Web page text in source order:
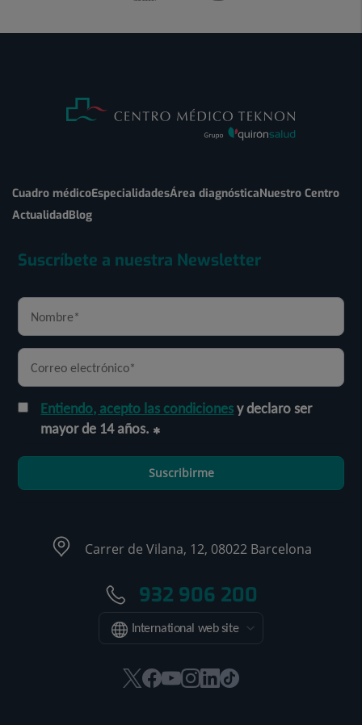
Cuadro médicoEspecialidadesÁrea diagnósticaNuestro Centro
ActualidadBlog
Suscríbete a nuestra Newsletter
Entiendo, acepto las condicionesy declaro ser
mayor de 14 años.
Suscribirme
Carrer de Vilana, 12, 08022 Barcelona
932 906 200
International web site
EsteEsteEsteEsteEsteEnlace